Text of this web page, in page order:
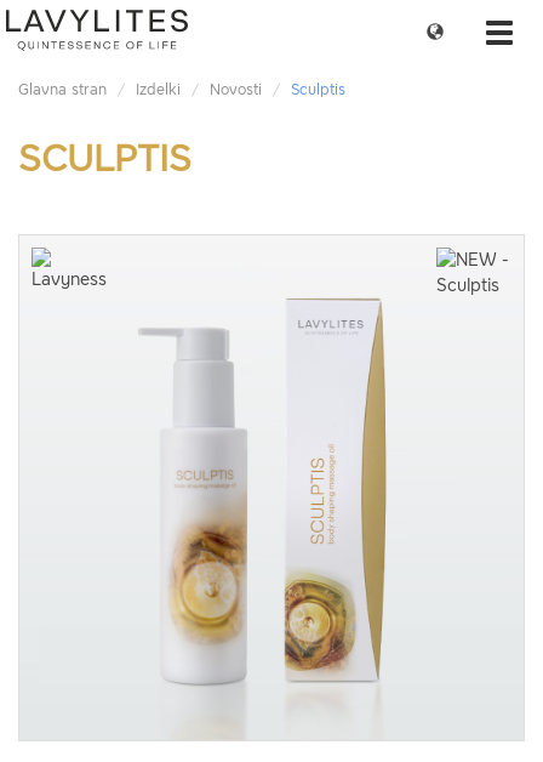
Change
Glavna stran Izdelki Novosti Sculptis
SCULPTIS